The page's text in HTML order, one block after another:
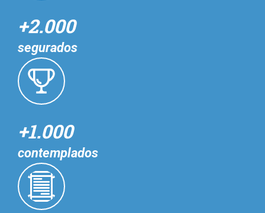
+2.000
segurados
+1.000
contemplados